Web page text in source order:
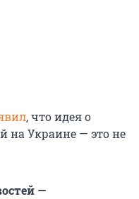
, что идея о
на Украине — это не
—